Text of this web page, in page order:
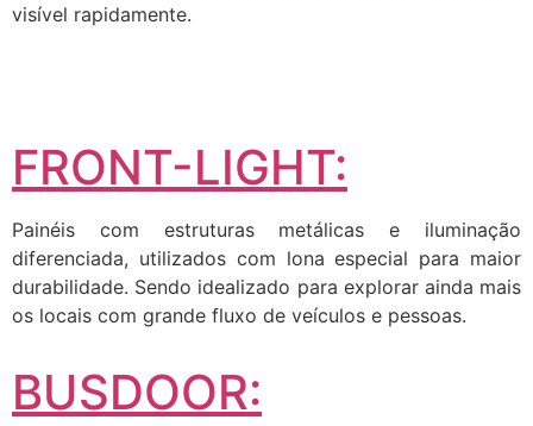
visível rapidamente.
FRONT-LIGHT:
Painéis com estruturas metálicas e iluminação
diferenciada, utilizados com lona especial para maior
durabilidade. Sendo idealizado para explorar ainda mais
os locais com grande fluxo de veículos e pessoas.
BUSDOOR: